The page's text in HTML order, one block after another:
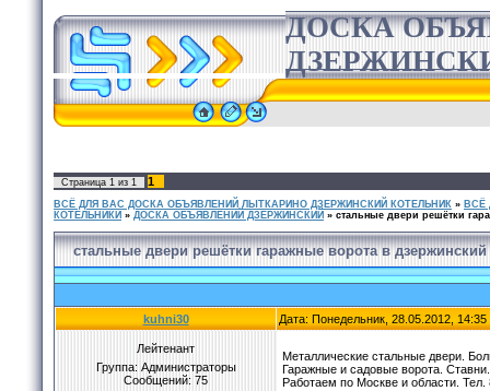
ДОСКА
Страница 1 из 1 1
ВСЁ ДЛЯ ВАС ДОСКА ОБЪЯВЛЕНИЙ ЛЫТКАРИНО ДЗЕРЖИНСКИЙ КОТЕЛЬНИК » ВСЁ
КОТЕЛЬНИКИ » ДОСКА ОБЪЯВЛЕНИЙ ДЗЕРЖИНСКИЙ » стальные двери решётки
стальные двери решётки гаражные ворота в дзержинский
kuhni30 Дата: Понедельник, 28.05.2012,
Лейтенант
Группа: Администраторы
Сообщений: 75
Металлические стальные двери.
Гаражные и садовые ворота.
Работаем по Москве и области.